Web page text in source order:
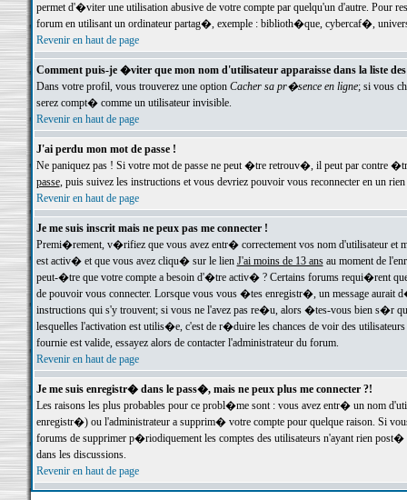
permet d'�viter une utilisation abusive de votre compte par quelqu'un d'autre. Pour
forum en utilisant un ordinateur partag�, exemple : biblioth�que, cybercaf�,
Revenir en haut de page
Comment puis-je �viter que mon nom d'utilisateur apparaisse dans la liste
Dans votre profil, vous trouverez une option Cacher sa pr�sence en ligne; si vous
serez compt� comme un utilisateur invisible.
Revenir en haut de page
J'ai perdu mon mot de passe !
Ne paniquez pas ! Si votre mot de passe ne peut �tre retrouv�, il peut par contre
passe, puis suivez les instructions et vous devriez pouvoir vous reconnecter en un rien
Revenir en haut de page
Je me suis inscrit mais ne peux pas me connecter !
Premi�rement, v�rifiez que vous avez entr� correctement vos nom d'utilisateur
est activ� et que vous avez cliqu� sur le lien J'ai moins de 13 ansau moment de
peut-�tre que votre compte a besoin d'�tre activ� ? Certains forums requi�rent
de pouvoir vous connecter. Lorsque vous vous �tes enregistr�, un message aurait
instructions qui s'y trouvent; si vous ne l'avez pas re�u, alors �tes-vous bien s�r
lesquelles l'activation est utilis�e, c'est de r�duire les chances de voir des
fournie est valide, essayez alors de contacter l'administrateur du forum.
Revenir en haut de page
Je me suis enregistr� dans le pass�, mais ne peux plus me connecter ?!
Les raisons les plus probables pour ce probl�me sont : vous avez entr� un nom
enregistr�) ou l'administrateur a supprim� votre compte pour quelque raison. Si
forums de supprimer p�riodiquement les comptes des utilisateurs n'ayant rien
dans les discussions.
Revenir en haut de page